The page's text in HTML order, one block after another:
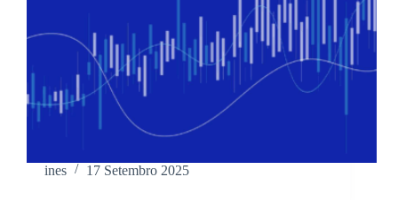
ines 17 Setembro 2025